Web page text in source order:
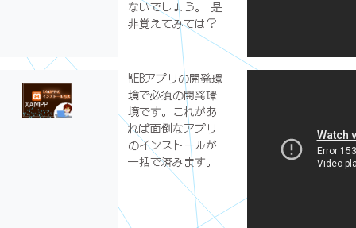
ないでしょう。 是
非覚えてみては？
WEBアプリの開発環
境で必須の開発環
境です。これがあ
れば面倒なアプリ
のインストールが
一括で済みます。